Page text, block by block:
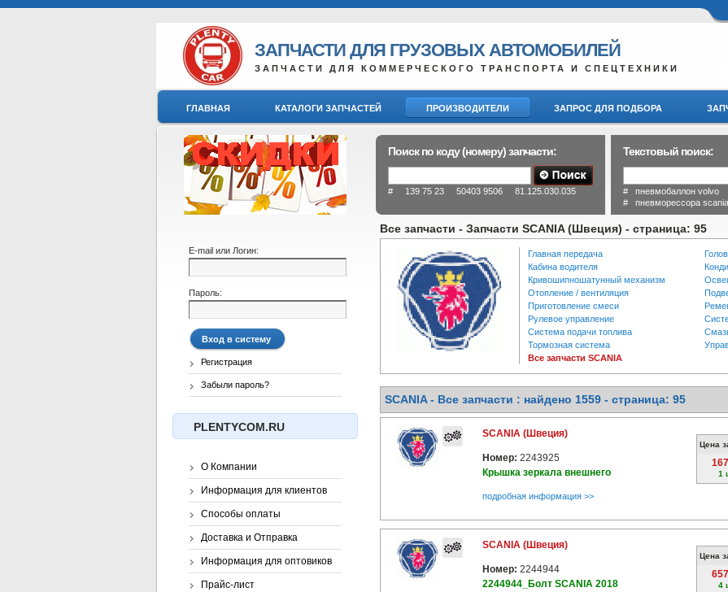
ЗАПЧАСТИ ДЛЯ ГРУЗОВЫХ АВТОМОБИЛЕЙ
ЗАПЧАСТИ ДЛЯ КОММЕРЧЕСКОГО ТРАНСПОРТА И СПЕЦТЕХНИКИ
ГЛАВНАЯ КАТАЛОГИ ЗАПЧАСТЕЙ ПРОИЗВОДИТЕЛИ ЗАПРОС ДЛЯ ПОДБОРА
Поиск по коду (номеру) запчасти:
# 139 75 23 50403 9506 81.125.030.035
Текстовый поиск:
# пневмобаллон
# пневморессора
Все запчасти - Запчасти SCANIA (Швеция) - cтраница: 95
Главная передача
Кабина водителя
Кривошипношатунный механизм
Отопление / вентиляция
Приготовление смеси
Рулевое управление
Система подачи топлива
Тормозная система
Все запчасти SCANIA
SCANIA - Все запчасти : найдено 1559 - cтраница: 95
SCANIA (Швеция)
Номер: 2243925
Крышка зеркала внешнего
подробная информация >>
Цена
1
SCANIA (Швеция)
Номер: 2244944
2244944_Болт SCANIA 2018
Цена
4
E-mail или Логин:
Пароль:
Регистрация
Забыли пароль?
PLENTYCOM.RU
О Компании
Информация для клиентов
Способы оплаты
Доставка и Отправка
Информация для оптовиков
Прайс-лист